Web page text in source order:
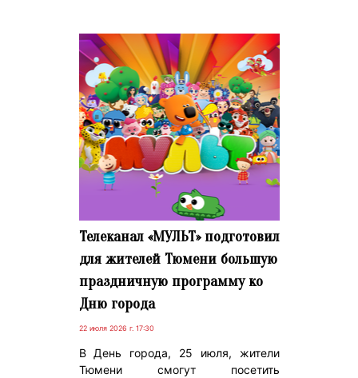
Телеканал «МУЛЬТ» подготовил
для жителей Тюмени большую
праздничную программу ко
Дню города
22 июля 2026 г. 17:30
В День города, 25 июля, жители
Тюмени смогут посетить